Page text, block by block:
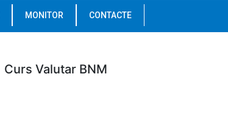
MONITOR CONTACTE
Curs Valutar BNM